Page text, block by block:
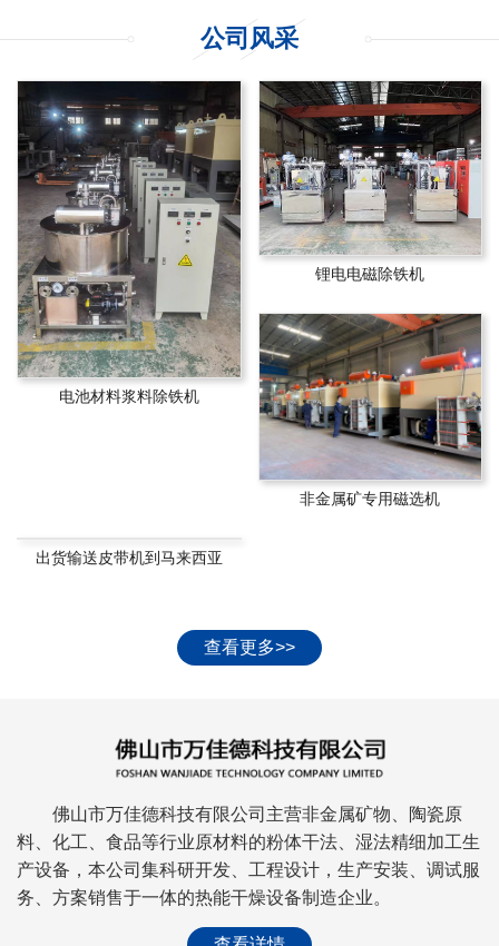
公司风采
电池材料浆料除铁机
锂电电磁除铁机
非金属矿专用磁选机
出货输送皮带机到马来西亚
查看更多>>
佛山市万佳德科技有限公司主营非金属矿物、陶瓷原
料、化工、食品等行业原材料的粉体干法、湿法精细加工生
产设备，本公司集科研开发、工程设计，生产安装、调试服
务、方案销售于一体的热能干燥设备制造企业。